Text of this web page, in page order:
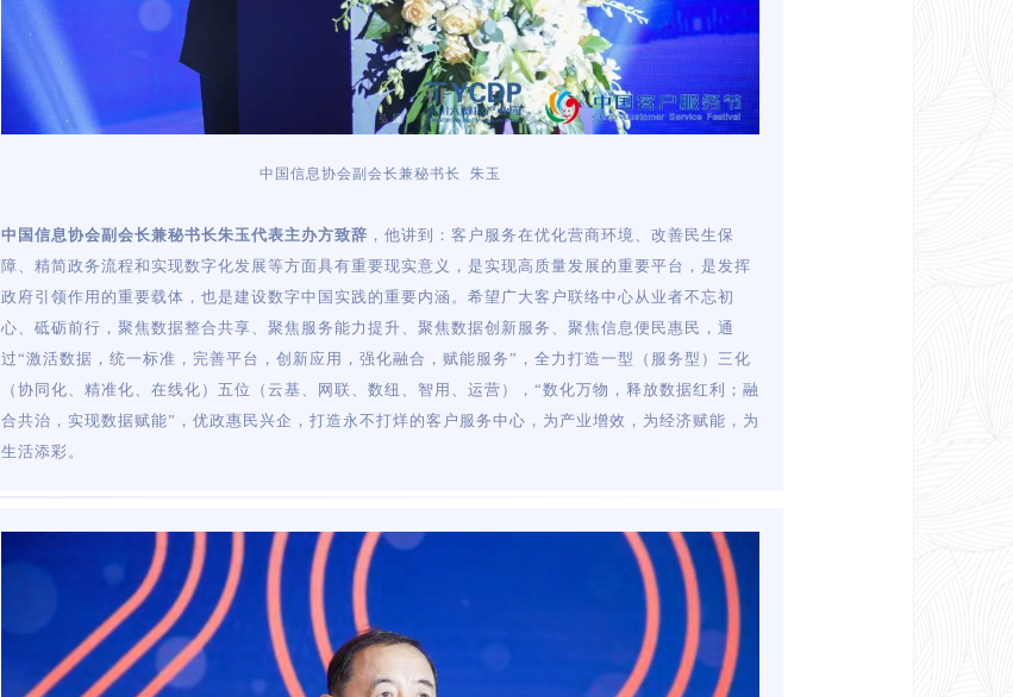
中国信息协会副会长兼秘书长 朱玉
中国信息协会副会长兼秘书长朱玉代表主办方致辞 ，他讲到：客户服务在优化营商环境、改善民生保
障、精简政务流程和实现数字化发展等方面具有重要现实意义，是实现高质量发展的重要平台，是发挥
政府引领作用的重要载体，也是建设数字中国实践的重要内涵。希望广大客户联络中心从业者不忘初
心、砥砺前行，聚焦数据整合共享、聚焦服务能力提升、聚焦数据创新服务、聚焦信息便民惠民，通
过“激活数据，统一标准，完善平台，创新应用，强化融合，赋能服务”，全力打造一型（服务型）三化
（协同化、精准化、在线化）五位（云基、网联、数纽、智用、运营），“数化万物，释放数据红利；融
合共治，实现数据赋能”，优政惠民兴企，打造永不打烊的客户服务中心，为产业增效，为经济赋能，为
生活添彩。